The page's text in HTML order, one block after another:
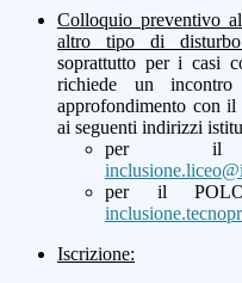
Colloquio preventivo
altro tipo di
soprattutto per i casi
richiede un
approfondimento con il
ai seguenti indirizzi
per il
per il POLO
Iscrizione: